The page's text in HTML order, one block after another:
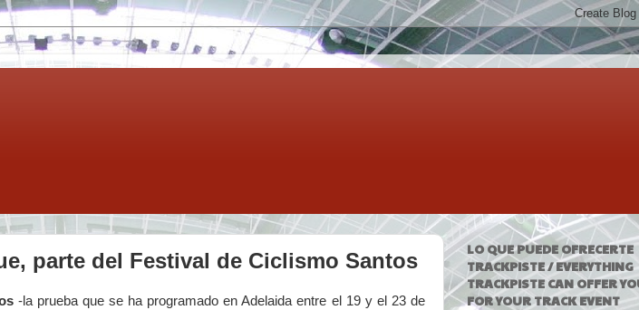
parte del Festival de Ciclismo Santos
-la prueba que se ha programado en Adelaida entre el 19 y el 23 de
LO QUE PUEDE OFRECERTE
TRACKPISTE / EVERYTHING
TRACKPISTE CAN OFFER
FOR YOUR TRACK EVENT